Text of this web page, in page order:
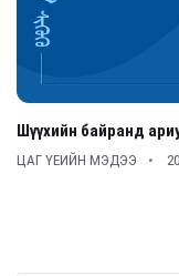
Шүүхийн байранд
ЦАГ ҮЕИЙН МЭДЭЭ